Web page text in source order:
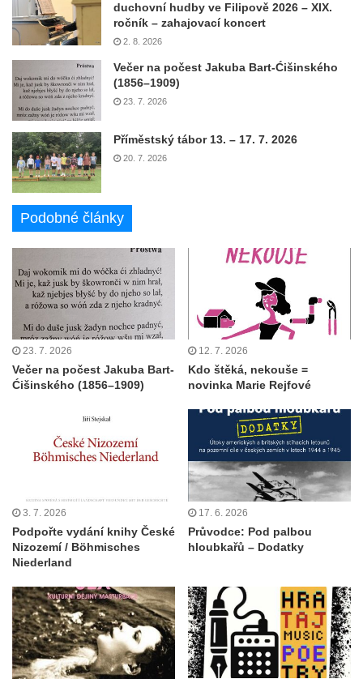
duchovní hudby ve Filipově 2026 – XIX.
ročník – zahajovací koncert
2. 8. 2026
Večer na počest Jakuba Bart-Ćišinského
(1856–1909)
23. 7. 2026
Příměstský tábor 13. – 17. 7. 2026
20. 7. 2026
Podobné články
23. 7. 2026
Večer na počest Jakuba Bart-
Ćišinského (1856–1909)
12. 7. 2026
Kdo štěká, nekouše =
novinka Marie Rejfové
3. 7. 2026
Podpořte vydání knihy České
Nizozemí / Böhmisches
Niederland
17. 6. 2026
Průvodce: Pod palbou
hloubkařů – Dodatky